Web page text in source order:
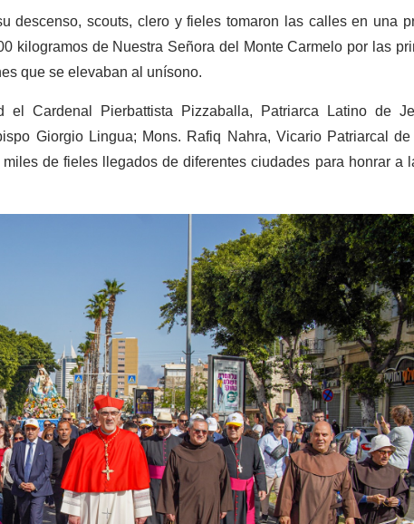
descenso, scouts, clero y fieles tomaron las calles en una
kilogramos de Nuestra Señora del Monte Carmelo por las
que se elevaban al unísono.
Cardenal Pierbattista Pizzaballa, Patriarca Latino de
Giorgio Lingua; Mons. Rafiq Nahra, Vicario Patriarcal
de fieles llegados de diferentes ciudades para honrar a